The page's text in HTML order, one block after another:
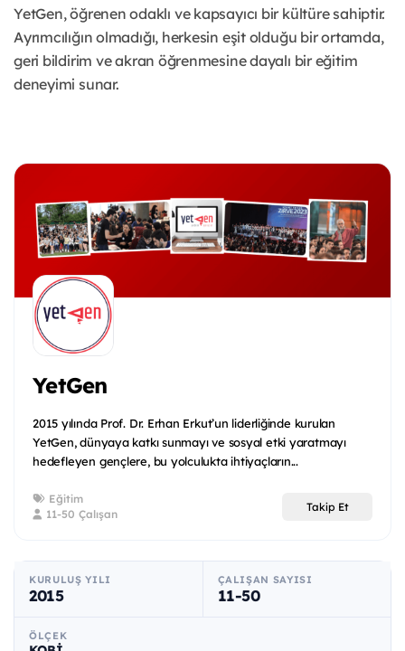
YetGen, öğrenen odaklı ve kapsayıcı bir kültüre sahiptir.
Ayrımcılığın olmadığı, herkesin eşit olduğu bir ortamda,
geri bildirim ve akran öğrenmesine dayalı bir eğitim
deneyimi sunar.
YetGen
2015 yılında Prof. Dr. Erhan Erkut’un liderliğinde kurulan
YetGen, dünyaya katkı sunmayı ve sosyal etki yaratmayı
hedefleyen gençlere, bu yolculukta ihtiyaçların...
Eğitim
11-50 Çalışan
Takip Et
KURULUŞ YILI
2015
ÇALIŞAN SAYISI
11-50
ÖLÇEK